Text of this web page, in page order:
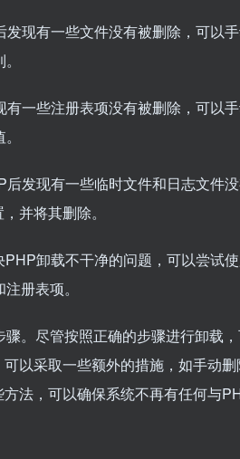
现有一些文件没有被删除，可以
一些注册表项没有被删除，可以
发现有一些临时文件和日志文件
并将其删除。
卸载不干净的问题，可以尝试
册表项。
。尽管按照正确的步骤进行卸载
以采取一些额外的措施，如手动
法，可以确保系统不再有任何与